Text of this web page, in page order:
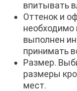
впитывать
Оттенок и
необходимо
выполнен
принимать
Размер.
размеры
мест.